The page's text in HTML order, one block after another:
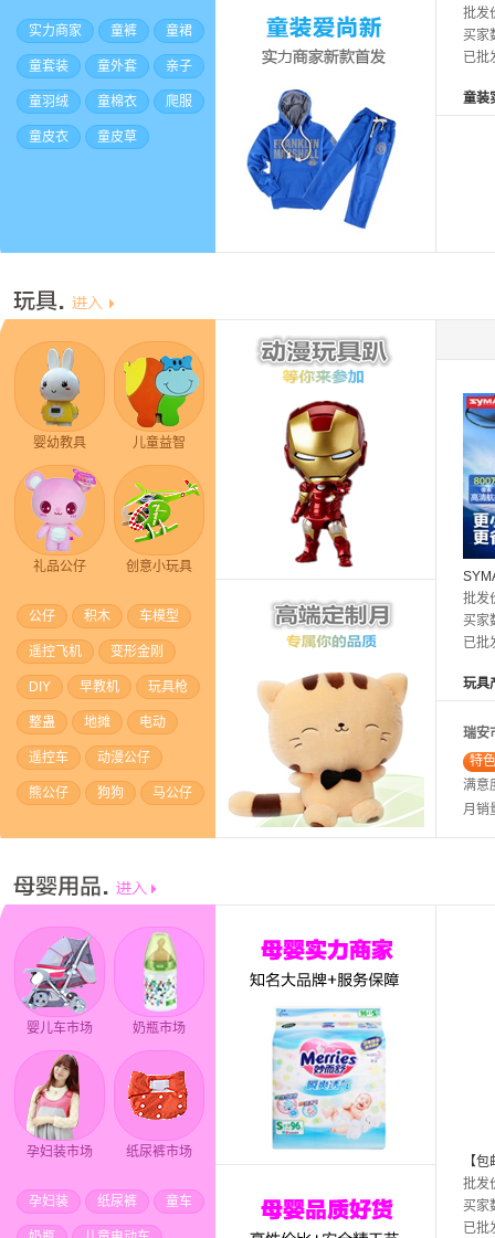
实力商家 童裤 童裙
童套装 童外套 亲子
童羽绒 童棉衣 爬服
童皮衣 童皮草
中小
一件
批发
买家
已批
童装
婴幼教具 儿童益智
礼品公仔 创意小玩具
公仔 积木 车模型
遥控飞机 变形金刚
DIY 早教机 玩具枪
整蛊 地摊 电动
遥控车 动漫公仔
熊公仔 狗狗 马公仔
高清
控飞
批发
买家
已批
玩具
瑞安
特色
满意
月销
婴儿车市场 奶瓶市场
孕妇装市场 纸尿裤市场
孕妇装 纸尿裤 童车
【
式滑
乐灯
批发
买家
已批